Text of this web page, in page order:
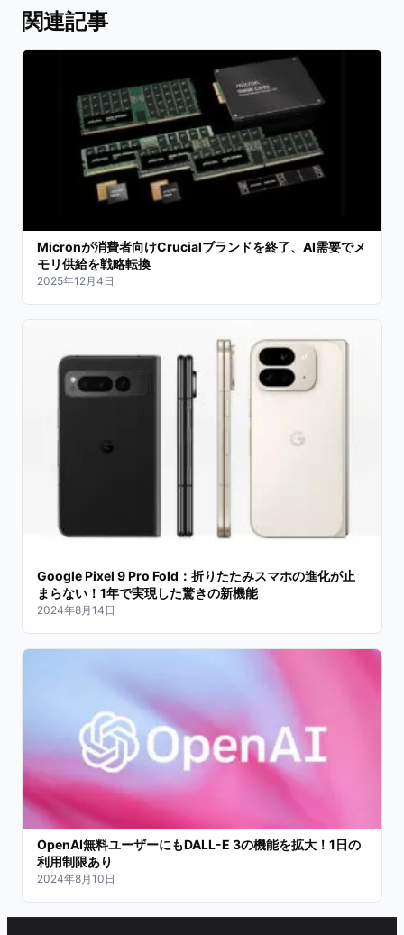
関連記事
Micronが消費者向けCrucialブランドを終了、AI需要でメ
モリ供給を戦略転換
2025年12月4日
Google Pixel 9 Pro Fold：折りたたみスマホの進化が止
まらない！1年で実現した驚きの新機能
2024年8月14日
OpenAI無料ユーザーにもDALL-E 3の機能を拡大！1日の
利用制限あり
2024年8月10日